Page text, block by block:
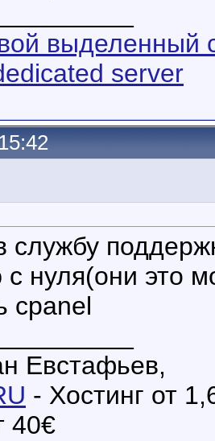
выделенный
server
службу
нуля(они это
cpanel
Евстафьев,
- Хостинг от
40€